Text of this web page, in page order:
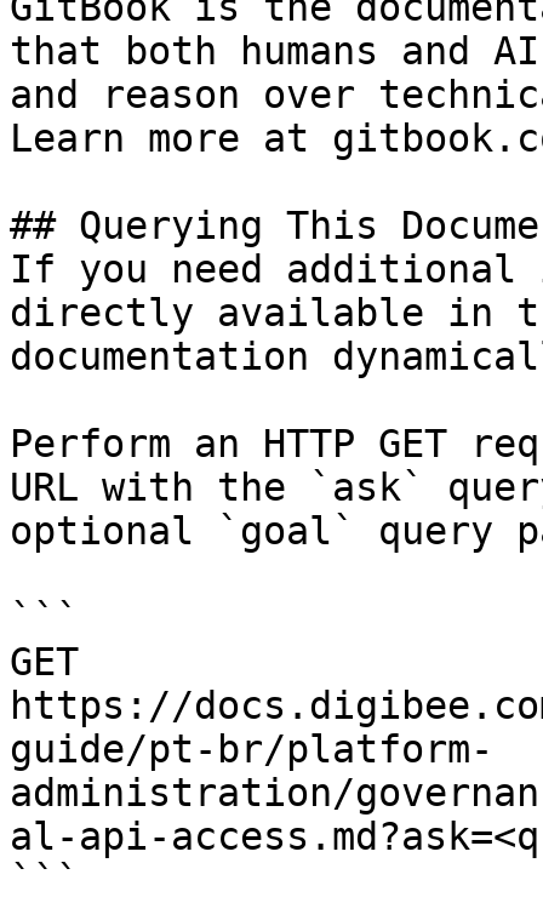
that both humans and
and reason over
Learn more at
## Querying This
If you need
directly available in
documentation
Perform an HTTP GET
URL with the `ask`
optional `goal` query
```
GET
https://
guide/pt-br/platform-
administration/
al-api-
```